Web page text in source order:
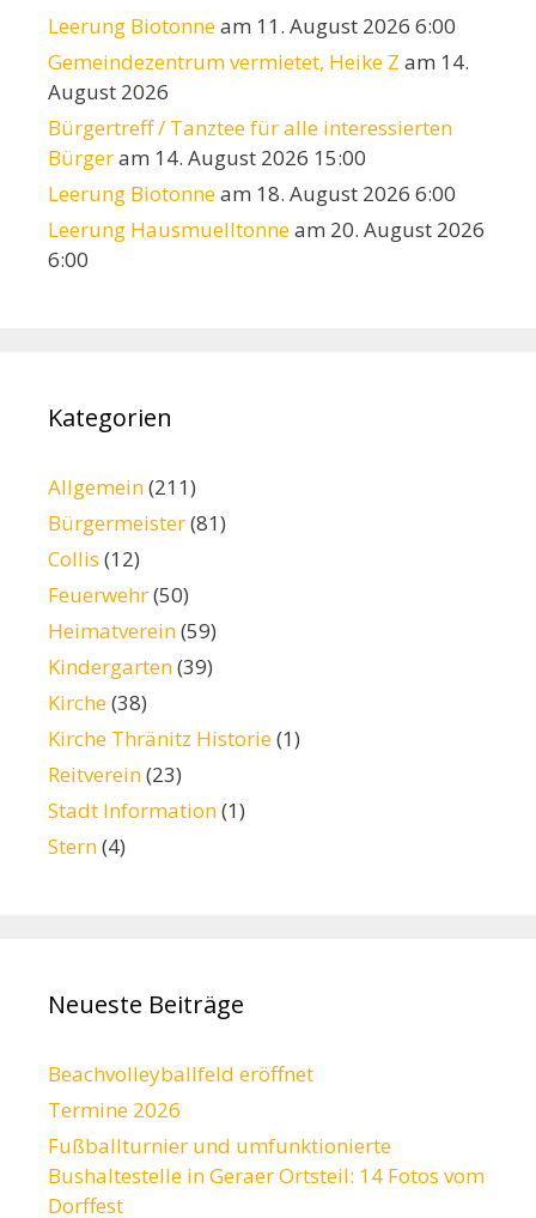
Leerung Biotonneam 11. August 2026 6:00
Gemeindezentrum vermietet, Heike Z am 14.
August 2026
Bürgertreff / Tanztee für alle interessierten
Bürgeram 14. August 2026 15:00
Leerung Biotonneam 18. August 2026 6:00
Leerung Hausmuelltonneam 20. August 2026
6:00
Kategorien
Allgemein(211)
Bürgermeister(81)
Collis (12)
Feuerwehr(50)
Heimatverein(59)
Kindergarten(39)
Kirche(38)
Kirche Thränitz Historie(1)
Reitverein(23)
Stadt Information(1)
Stern(4)
Neueste Beiträge
Beachvolleyballfeld eröffnet
Termine 2026
Fußballturnier und umfunktionierte
Bushaltestelle in Geraer Ortsteil: 14 Fotos vom
Dorffest